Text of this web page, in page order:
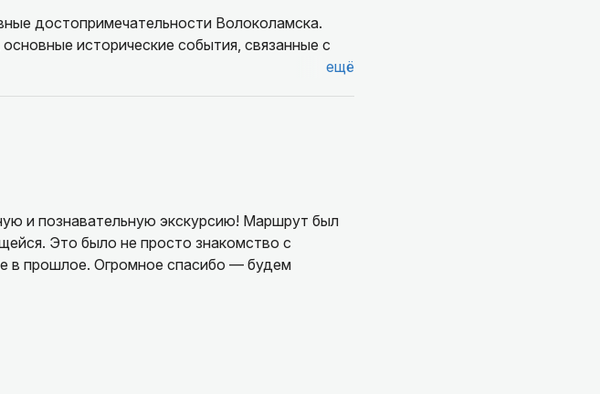
достопримечательности Волоколамска.
исторические события, связанные с
ещё
и познавательную экскурсию! Маршрут был
Это было не просто знакомство с
в прошлое. Огромное спасибо — будем